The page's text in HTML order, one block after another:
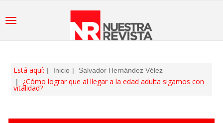
Está aquí: Inicio Salvador Hernández Vélez
¿Cómo lograr que al llegar a la edad adulta sigamos con
vitalidad?